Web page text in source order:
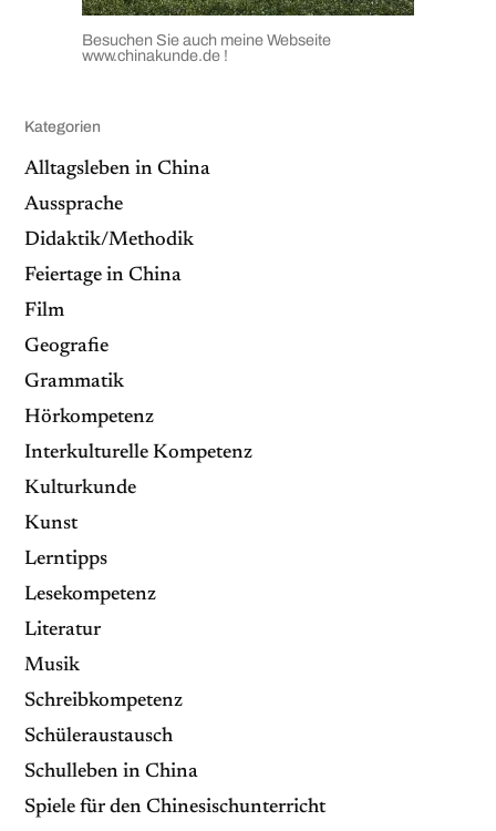
Besuchen Sie auch meine Webseite
www.chinakunde.de !
Kategorien
Alltagsleben in China
Aussprache
Didaktik/Methodik
Feiertage in China
Film
Geografie
Grammatik
Hörkompetenz
Interkulturelle Kompetenz
Kulturkunde
Kunst
Lerntipps
Lesekompetenz
Literatur
Musik
Schreibkompetenz
Schüleraustausch
Schulleben in China
Spiele für den Chinesischunterricht